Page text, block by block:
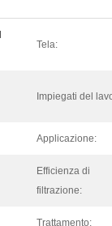
Tela:
Impiegati del
Applicazione:
Efficienza di
filtrazione:
Trattamento: